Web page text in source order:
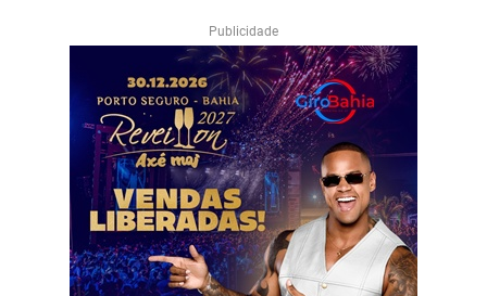
Publicidade